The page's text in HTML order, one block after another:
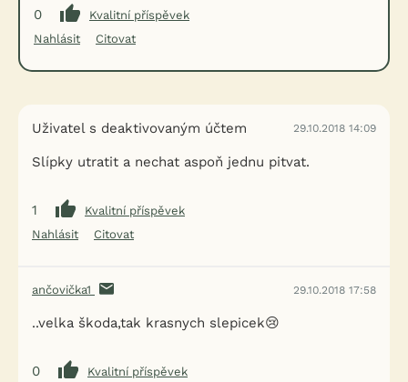
0
Kvalitní příspěvek
Nahlásit
Citovat
Uživatel s deaktivovaným účtem 29.10.2018 14:09
Slípky utratit a nechat aspoň jednu pitvat.
1
Kvalitní příspěvek
Nahlásit
Citovat
ančovička1 29.10.2018 17:58
..velka škoda,tak krasnych slepicek😢
0
Kvalitní příspěvek